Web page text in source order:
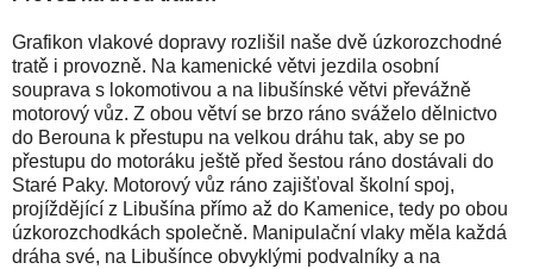
Grafikon vlakové dopravy rozlišil naše dvě úzkorozchodné
tratě i provozně. Na kamenické větvi jezdila osobní
souprava s lokomotivou a na libušínské větvi převážně
motorový vůz. Z obou větví se brzo ráno sváželo dělnictvo
do Berouna k přestupu na velkou dráhu tak, aby se po
přestupu do motoráku ještě před šestou ráno dostávali do
Staré Paky. Motorový vůz ráno zajišťoval školní spoj,
projíždějící z Libušína přímo až do Kamenice, tedy po obou
úzkorozchodkách společně. Manipulační vlaky měla každá
dráha své, na Libušínce obvyklými podvalníky a na